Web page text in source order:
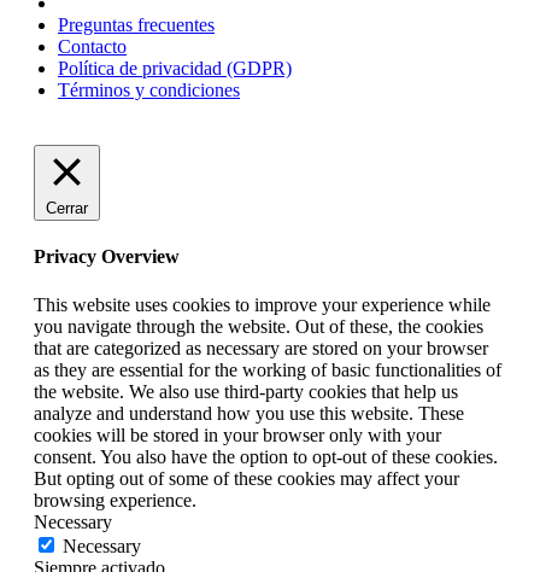
Preguntas frecuentes
Contacto
Política de privacidad (GDPR)
Términos y condiciones
Cerrar
Privacy Overview
This website uses cookies to improve your experience while
you navigate through the website. Out of these, the cookies
that are categorized as necessary are stored on your browser
as they are essential for the working of basic functionalities of
the website. We also use third-party cookies that help us
analyze and understand how you use this website. These
cookies will be stored in your browser only with your
consent. You also have the option to opt-out of these cookies.
But opting out of some of these cookies may affect your
browsing experience.
Necessary
Necessary
Siempre activado